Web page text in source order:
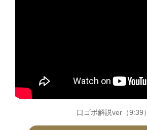
口ゴボ解説ver（9:39）